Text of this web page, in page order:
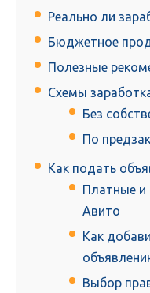
Реально ли
Бюджетное
Полезные
Схемы
Без
По
Как подать
Платные и
Авито
Как
Выбор